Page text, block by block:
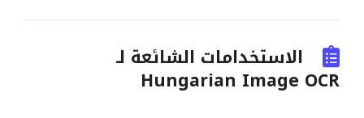
الاستخدامات الشائعة لـ
Hungarian Image OCR